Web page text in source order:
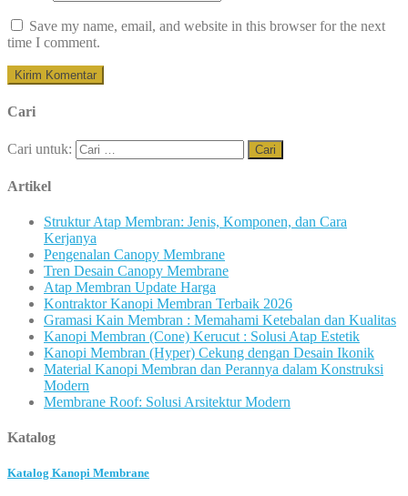
Save my name, email, and website in this browser for the next
time I comment.
Cari
Cari untuk:
Artikel
Struktur Atap Membran: Jenis, Komponen, dan Cara
Kerjanya
Pengenalan Canopy Membrane
Tren Desain Canopy Membrane
Atap Membran Update Harga
Kontraktor Kanopi Membran Terbaik 2026
Gramasi Kain Membran : Memahami Ketebalan dan Kualitas
Kanopi Membran (Cone) Kerucut : Solusi Atap Estetik
Kanopi Membran (Hyper) Cekung dengan Desain Ikonik
Material Kanopi Membran dan Perannya dalam Konstruksi
Modern
Membrane Roof: Solusi Arsitektur Modern
Katalog
Katalog Kanopi Membrane